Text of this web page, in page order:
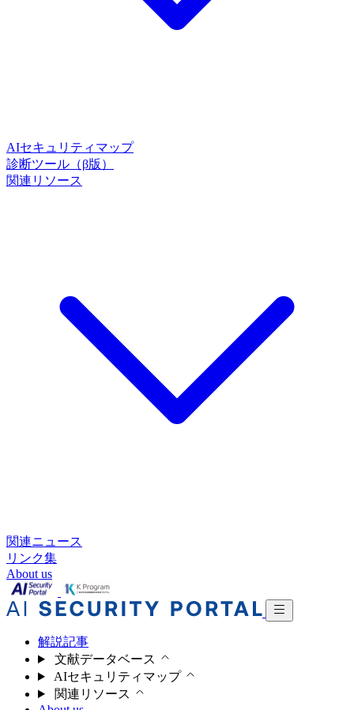
AIセキュリティマップ
診断ツール（β版）
関連リソース
関連ニュース
リンク集
About us
解説記事
文献データベース
AIセキュリティマップ
関連リソース